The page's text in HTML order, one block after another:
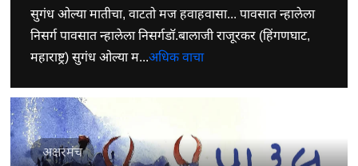
सुगंध ओल्या मातीचा, वाटतो मज हवाहवासा... पावसात न्हालेला
निसर्ग पावसात न्हालेला निसर्गडॉ.बालाजी राजूरकर (हिंगणघाट,
महाराष्ट्र) सुगंध ओल्या म...अधिक वाचा
अक्षरमंच